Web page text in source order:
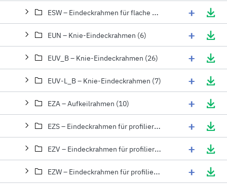
ESW – Eindeckrahmen für flache Eindeckmaterialien (2) +
EUN – Knie-Eindeckrahmen (6) +
EUV_B – Knie-Eindeckrahmen (26) +
EUV-L_B – Knie-Eindeckrahmen (7) +
EZA – Aufkeilrahmen (10) +
EZS – Eindeckrahmen für profilierte Eindeckmaterialien (3) +
EZV – Eindeckrahmen für profilierte Eindeckmaterialien (14) +
EZW – Eindeckrahmen für profilierte Eindeckmaterialien (1) +